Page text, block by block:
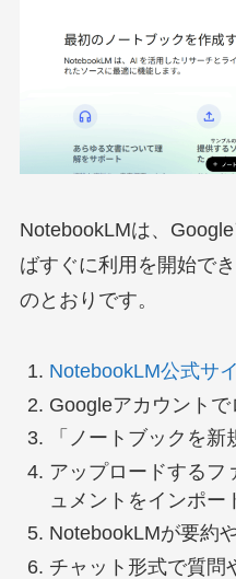
NotebookLMは、
ばすぐに利用を開始で
のとおりです。
NotebookLM公式サ
Googleアカウントで
「ノートブックを
アップロードするフ
ュメントをインポー
NotebookLMが要約
チャット形式で質問